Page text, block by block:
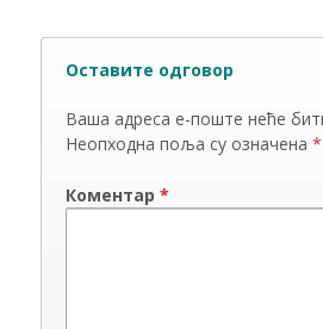
Оставите одговор
Ваша адреса е-поште неће
Неопходна поља су означена *
Коментар *